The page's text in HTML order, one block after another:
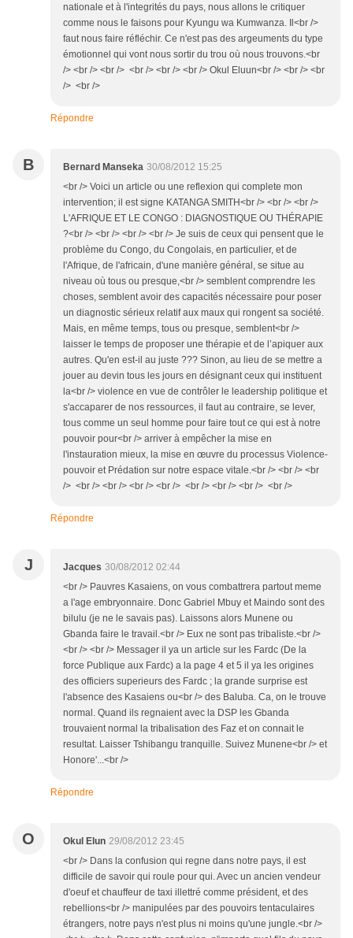
nationale et à l'integrités du pays, nous allons le critiquer
comme nous le faisons pour Kyungu wa Kumwanza. Il<br />
faut nous faire réfléchir. Ce n'est pas des argeuments du type
émotionnel qui vont nous sortir du trou où nous trouvons.<br
/> <br /> <br /> <br /> <br /> <br /> Okul Eluun<br /> <br /> <br
/> <br />
Répondre
B Bernard Manseka 30/08/2012 15:25
<br /> Voici un article ou une reflexion qui complete mon
intervention; il est signe KATANGA SMITH<br /> <br /> <br />
L'AFRIQUE ET LE CONGO : DIAGNOSTIQUE OU THÉRAPIE
?<br /> <br /> <br /> <br /> Je suis de ceux qui pensent que le
problème du Congo, du Congolais, en particulier, et de
l'Afrique, de l'africain, d'une manière général, se situe au
niveau où tous ou presque,<br /> semblent comprendre les
choses, semblent avoir des capacités nécessaire pour poser
un diagnostic sérieux relatif aux maux qui rongent sa société.
Mais, en même temps, tous ou presque, semblent<br />
laisser le temps de proposer une thérapie et de l’apiquer aux
autres. Qu'en est-il au juste ??? Sinon, au lieu de se mettre a
jouer au devin tous les jours en désignant ceux qui instituent
la<br /> violence en vue de contrôler le leadership politique et
s'accaparer de nos ressources, il faut au contraire, se lever,
tous comme un seul homme pour faire tout ce qui est à notre
pouvoir pour<br /> arriver à empêcher la mise en
l'instauration mieux, la mise en œuvre du processus Violence-
pouvoir et Prédation sur notre espace vitale.<br /> <br /> <br
/> <br /> <br /> <br /> <br /> <br /> <br /> <br /> <br />
Répondre
J Jacques 30/08/2012 02:44
<br /> Pauvres Kasaiens, on vous combattrera partout meme
a l'age embryonnaire. Donc Gabriel Mbuy et Maindo sont des
bilulu (je ne le savais pas). Laissons alors Munene ou
Gbanda faire le travail.<br /> Eux ne sont pas tribaliste.<br />
<br /> <br /> Messager il ya un article sur les Fardc (De la
force Publique aux Fardc) a la page 4 et 5 il ya les origines
des officiers superieurs des Fardc ; la grande surprise est
l'absence des Kasaiens ou<br /> des Baluba. Ca, on le trouve
normal. Quand ils regnaient avec la DSP les Gbanda
trouvaient normal la tribalisation des Faz et on connait le
resultat. Laisser Tshibangu tranquille. Suivez Munene<br /> et
Honore'...<br />
Répondre
O Okul Elun 29/08/2012 23:45
<br /> Dans la confusion qui regne dans notre pays, il est
difficile de savoir qui roule pour qui. Avec un ancien vendeur
d'oeuf et chauffeur de taxi illettré comme président, et des
rebellions<br /> manipulées par des pouvoirs tentaculaires
étrangers, notre pays n'est plus ni moins qu'une jungle.<br />